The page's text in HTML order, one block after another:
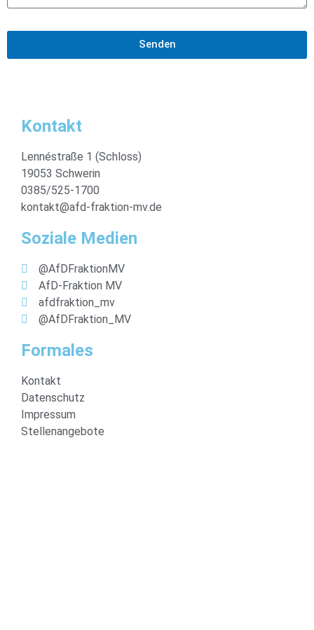
Senden
Kontakt
Lennéstraße 1 (Schloss)
19053 Schwerin
0385/525-1700
kontakt@afd-fraktion-mv.de
Soziale Medien
@AfDFraktionMV
AfD-Fraktion MV
afdfraktion_mv
@AfDFraktion_MV
Formales
Kontakt
Datenschutz
Impressum
Stellenangebote